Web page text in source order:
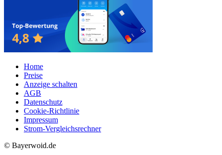
Home
Preise
Anzeige schalten
AGB
Datenschutz
Cookie-Richtlinie
Impressum
Strom-Vergleichsrechner
© Bayerwoid.de